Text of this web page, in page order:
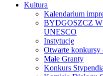
Kultura
Kalendarium
BYDGOSZCZ
UNESCO
Instytucje
Otwarte konkursy
Małe Granty
Konkurs